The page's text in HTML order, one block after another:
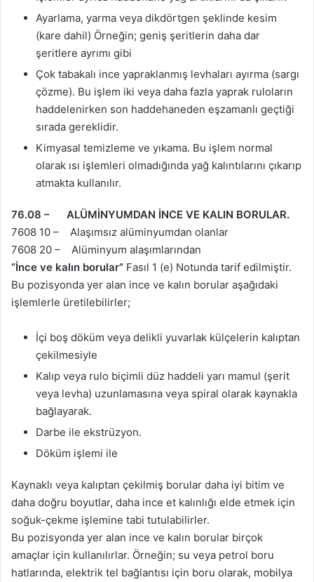
Ayarlama, yarma veya dikdörtgen şeklinde kesim
(kare dahil) Örneğin; geniş şeritlerin daha dar
şeritlere ayrımı gibi
Çok tabakalı ince yapraklanmış levhaları ayırma (sargı
çözme). Bu işlem iki veya daha fazla yaprak ruloların
haddelenirken son haddehaneden eşzamanlı geçtiği
sırada gereklidir.
Kimyasal temizleme ve yıkama. Bu işlem normal
olarak ısı işlemleri olmadığında yağ kalıntılarını çıkarıp
atmakta kullanılır.
76.08 – ALÜMİNYUMDAN İNCE VE KALIN BORULAR.
7608 10 – Alaşımsız alüminyumdan olanlar
7608 20 – Alüminyum alaşımlarından
“İnce ve kalın borular” Fasıl 1 (e) Notunda tarif edilmiştir.
Bu pozisyonda yer alan ince ve kalın borular aşağıdaki
işlemlerle üretilebilirler;
İçi boş döküm veya delikli yuvarlak külçelerin kalıptan
çekilmesiyle
Kalıp veya rulo biçimli düz haddeli yarı mamul (şerit
veya levha) uzunlamasına veya spiral olarak kaynakla
bağlayarak.
Darbe ile ekstrüzyon.
Döküm işlemi ile
Kaynaklı veya kalıptan çekilmiş borular daha iyi bitim ve
daha doğru boyutlar, daha ince et kalınlığı elde etmek için
soğuk-çekme işlemine tabi tutulabilirler.
Bu pozisyonda yer alan ince ve kalın borular birçok
amaçlar için kullanılırlar. Örneğin; su veya petrol boru
hatlarında, elektrik tel bağlantısı için boru olarak, mobilya